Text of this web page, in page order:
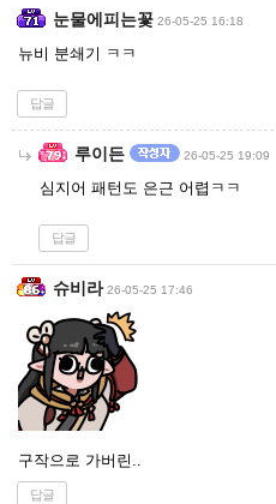
눈물에피는꽃 26-05-25 16:18
뉴비 분쇄기 ㅋㅋ
답글
루이든 26-05-25 19:09
심지어 패턴도 은근 어렵ㅋㅋ
답글
슈비라 26-05-25 17:46
구작으로 가버린..
답글